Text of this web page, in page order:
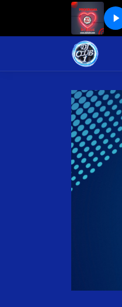
IN LOVE com DJ CLUB 1